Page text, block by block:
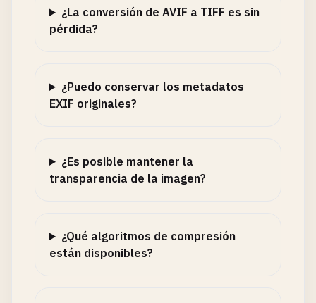
¿La conversión de AVIF a TIFF es sin
pérdida?
¿Puedo conservar los metadatos
EXIF originales?
¿Es posible mantener la
transparencia de la imagen?
¿Qué algoritmos de compresión
están disponibles?